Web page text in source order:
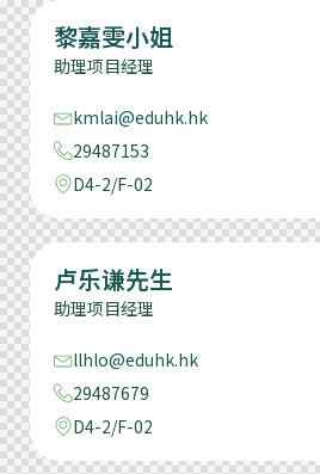
黎嘉雯小姐
助理项目经理
kmlai@eduhk.hk
29487153
D4-2/F-02
卢乐谦先生
助理项目经理
llhlo@eduhk.hk
29487679
D4-2/F-02